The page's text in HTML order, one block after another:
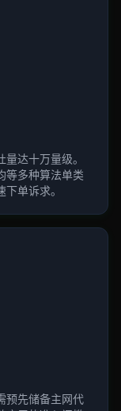
达十万量级。
等多种算法单类
单诉求。
预先储备主网代